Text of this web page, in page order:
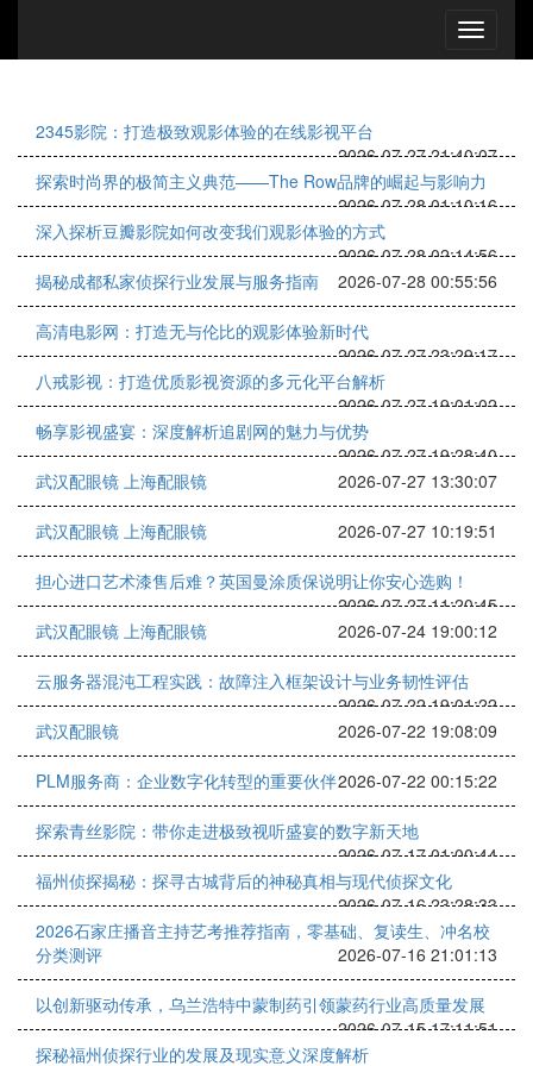
2345影院：打造极致观影体验的在线影视平台
2026-07-27 21:40:07
探索时尚界的极简主义典范——The Row品牌的崛起与影响力
2026-07-28 01:10:16
深入探析豆瓣影院如何改变我们观影体验的方式
2026-07-28 02:14:56
揭秘成都私家侦探行业发展与服务指南
2026-07-28 00:55:56
高清电影网：打造无与伦比的观影体验新时代
2026-07-27 23:29:17
八戒影视：打造优质影视资源的多元化平台解析
2026-07-27 19:01:02
畅享影视盛宴：深度解析追剧网的魅力与优势
2026-07-27 19:28:40
武汉配眼镜 上海配眼镜
2026-07-27 13:30:07
武汉配眼镜 上海配眼镜 2026-07-27 10:19:51
担心进口艺术漆售后难？英国曼涂质保说明让你安心选购！
2026-07-27 11:20:45
武汉配眼镜 上海配眼镜
2026-07-24 19:00:12
云服务器混沌工程实践：故障注入框架设计与业务韧性评估
2026-07-22 19:01:22
武汉配眼镜
2026-07-22 19:08:09
PLM服务商：企业数字化转型的重要伙伴2026-07-22 00:15:22
探索青丝影院：带你走进极致视听盛宴的数字新天地
2026-07-17 01:00:44
福州侦探揭秘：探寻古城背后的神秘真相与现代侦探文化
2026-07-16 23:28:33
2026石家庄播音主持艺考推荐指南，零基础、复读生、冲名校
分类测评
2026-07-16 21:01:13
以创新驱动传承，乌兰浩特中蒙制药引领蒙药行业高质量发展
2026-07-15 17:11:51
探秘福州侦探行业的发展及现实意义深度解析